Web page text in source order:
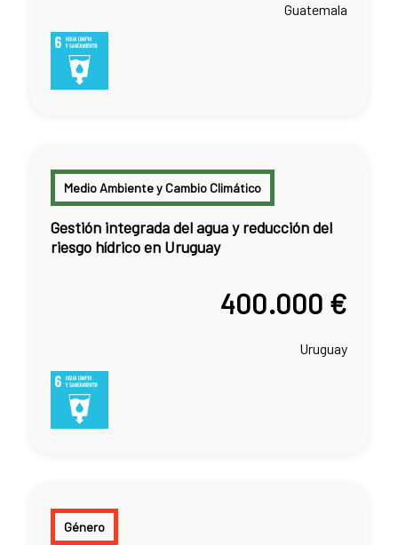
Guatemala
Medio Ambiente y Cambio Climático
Gestión integrada del agua y reducción del
riesgo hídrico en Uruguay
400.000 €
Uruguay
Género